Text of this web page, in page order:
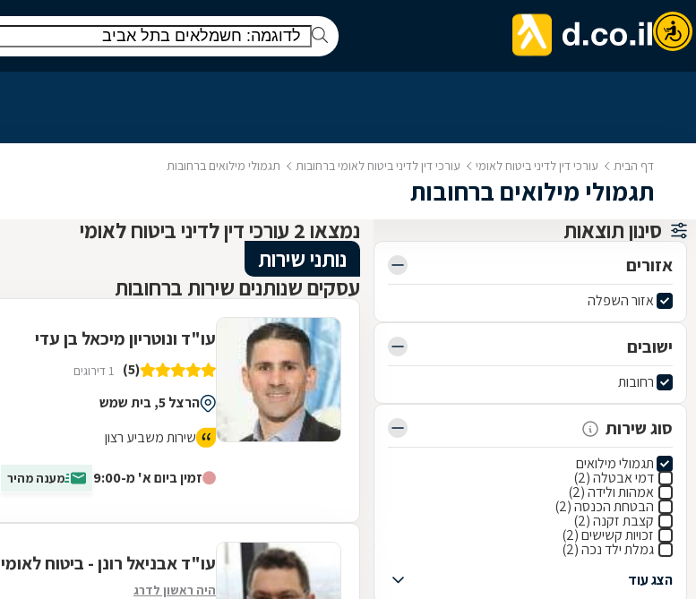
דף הבית עורכי דין לדיני ביטוח לאומי עורכי דין לדיני ביטוח לאומי ברחובות תגמולי מילואים ברחובות
תגמולי מילואים ברחובות
סינון תוצאות
אזורים
אזור השפלה
ישובים
רחובות
סוג שירות
תגמולי מילואים
דמי אבטלה (2)
אמהות ולידה (2)
הבטחת הכנסה (2)
קצבת זקנה (2)
זכויות קשישים (2)
גמלת ילד נכה (2)
הצג עוד
נמצאו 2 עורכי דין לדיני ביטוח לאומי
נותני שירות
עסקים שנותנים שירות ברחובות
עו"ד ונוטריון מיכאל בן עדי
(5) 1 דירוגים
הרצל 5, בית שמש
שירות משביע רצון
זמין ביום א' מ-9:00 מענה מהיר
עו"ד אבניאל רונן - ביטוח לאומי
היה ראשון לדרג